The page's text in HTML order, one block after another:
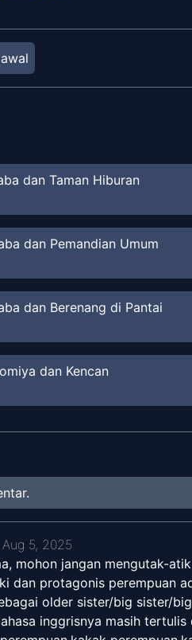
dan Taman Hiburan
dan Pemandian Umum
dan Berenang di Pantai
dan Kencan
dan Hati Seorang Gadis
dan Sepupu
dan Festival Musim Panas
dan Spot Penjualan
Aug 5, 2025
mohon jangan mengutak-
dan protagonis perempuan
older sister/big sister/
inggrisnya masih